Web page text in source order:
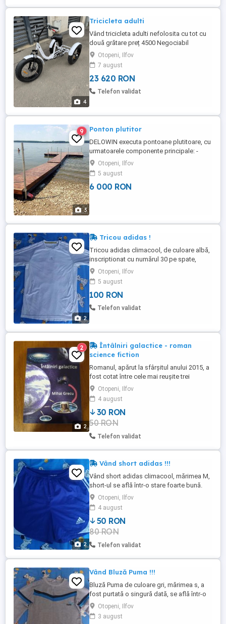
4
Tricicleta adulti
Vând tricicleta adulti nefolosita cu tot cu
două grătare preț 4500 Negociabil
Otopeni, Ilfov
7 august
23 620 RON
Telefon validat
3
9 Ponton plutitor
DELOWIN executa pontoane plutitoare, cu
urmatoarele componente principale: -
Flotori : confectionati din polietilena de
inalta densitate (HDPE) - Podium: lemn
plastifiat compozit (WPC) sau lemnul de
brad sau stejar tratat cu ulei de in si lac
Otopeni, Ilfov
5 august
6 000 RON
2
Tricou adidas !
Tricou adidas climacool, de culoare albă,
inscriptionat cu numărul 30 pe spate,
mărimea xs, tricoul a fost purtat o singură
dată și se află în stare perfectă.
Otopeni, Ilfov
5 august
100 RON
Telefon validat
2
2
Întâlniri galactice - roman
science fiction
Romanul, apărut la sfârșitul anului 2015, a
fost cotat între cele mai reușite trei
debuturi la convenția SF Romcon 2016 de
la București. O distopie cu acțiune alertă și
multe răsturnări de situații în care, peste
un secol și jumătate în viitor, reprezentanții
omenirii interferează cu alte civilizații ...
Otopeni, Ilfov
4 august
30 RON
50 RON
Telefon validat
2
Vând short adidas !!!
Vând short adidas climacool, mărimea M,
short-ul se află într-o stare foarte bună.
Otopeni, Ilfov
4 august
50 RON
80 RON
Telefon validat
Vând Bluză Puma !!!
Bluză Puma de culoare gri, mărimea s, a
fost purtată o singură dată, se află într-o
stare impecabilă.
Otopeni, Ilfov
3 august